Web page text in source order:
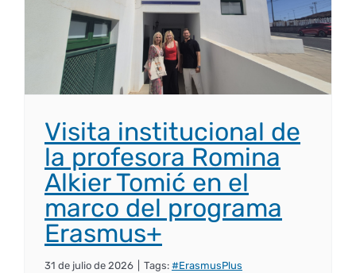
Comisiones
Personal
Empresas
Coordinador y tutores
Renovación acreditación
Memoria verificación
Informes
Impresos y formularios
Documentos
Impresos y formularios
Correo institucional
Delegación de Estudiantes
Estatuto estudiante universitario
Plan de acción tutorial
Primer Encuentro (2025)
Edición 2025 (UVL 2025)
Edición 2026 (UVL 2026)
Visita institucional de
la profesora Romina
Alkier Tomić en el
marco del programa
Erasmus+
31 de julio de 2026 Tags: #ErasmusPlus